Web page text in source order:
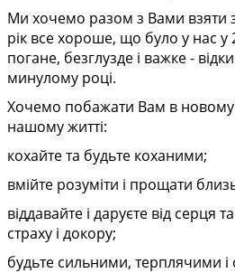
Ми хочемо разом з Вами взяти
рік все хороше, що було у нас у
погане, безглузде і важке -
минулому році.
Хочемо побажати Вам в новому
нашому житті:
кохайте та будьте коханими;
вмійте розуміти і прощати
віддавайте і даруєте від серця
страху і докору;
будьте сильними, терплячими